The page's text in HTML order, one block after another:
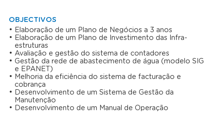
OBJECTIVOS
Elaboração de um Plano de Negócios a 3 anos
Elaboração de um Plano de Investimento das Infra-
estruturas
Avaliação e gestão do sistema de contadores
Gestão da rede de abastecimento de água (modelo SIG
e EPANET)
Melhoria da eficiência do sistema de facturação e
cobrança
Desenvolvimento de um Sistema de Gestão da
Manutenção
Desenvolvimento de um Manual de Operação